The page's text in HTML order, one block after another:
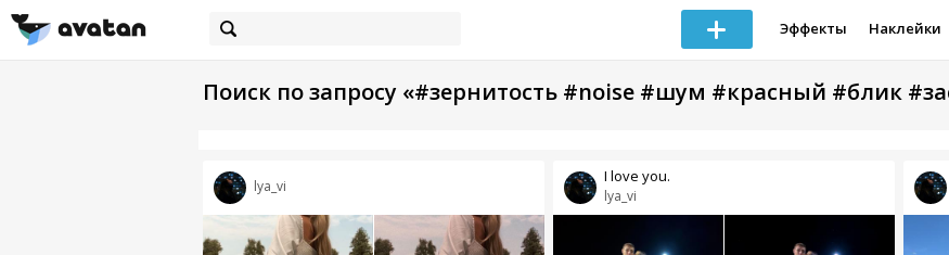
Эффекты Наклейки
Поиск по запросу «#зернитость #noise #шум #красный #блик
lya_vi
lya_vi
I love you.